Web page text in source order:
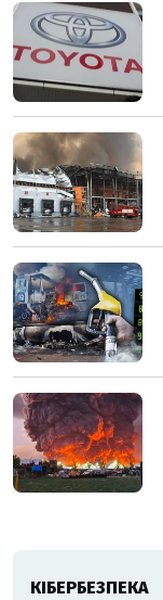
КІБЕРБЕЗПЕКА